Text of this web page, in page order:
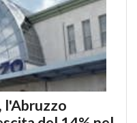
l'Abruzzo